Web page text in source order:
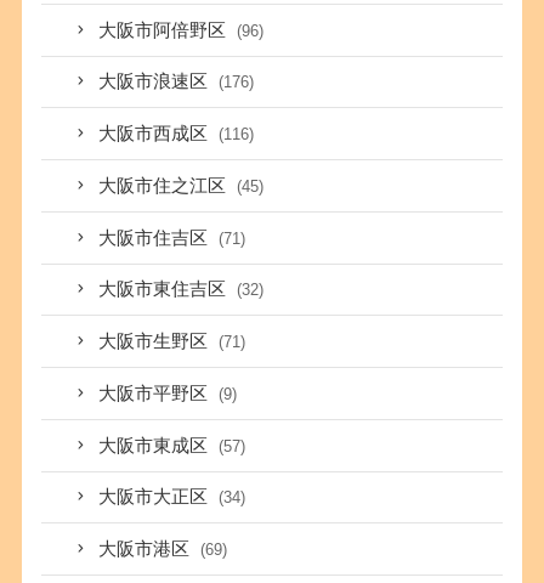
大阪市阿倍野区 (96)
大阪市浪速区 (176)
大阪市西成区 (116)
大阪市住之江区 (45)
大阪市住吉区 (71)
大阪市東住吉区 (32)
大阪市生野区 (71)
大阪市平野区 (9)
大阪市東成区 (57)
大阪市大正区 (34)
大阪市港区 (69)